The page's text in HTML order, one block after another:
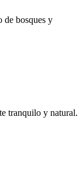
de bosques y
tranquilo y natural.